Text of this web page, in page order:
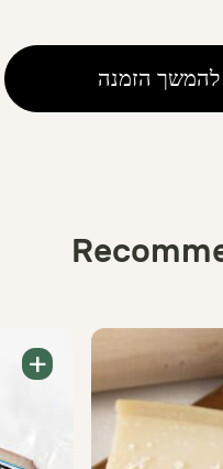
להמשך הזמנה
+